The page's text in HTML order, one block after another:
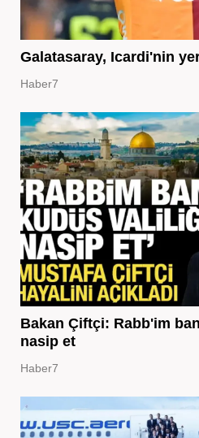
Galatasaray, Icardi'nin
Haber7
Bakan Çiftçi: Rabb'im
nasip et
Haber7